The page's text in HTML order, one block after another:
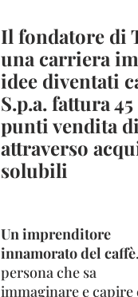
Il fondatore di
una carriera
idee diventati
S.p.a. fattura
punti vendita
attraverso
solubili
Un imprenditore
innamorato del caffè
persona che sa
immaginare e capire